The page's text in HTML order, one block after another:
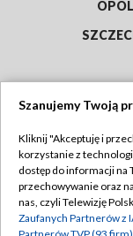
Abonament TVP
Emisja w TVP
Szanujemy Twoją
Kliknij "Akceptuję i
korzystanie z
dostęp do informacji na
przechowywanie oraz
nas, czyli Telewizję
Zaufanych Partnerów z